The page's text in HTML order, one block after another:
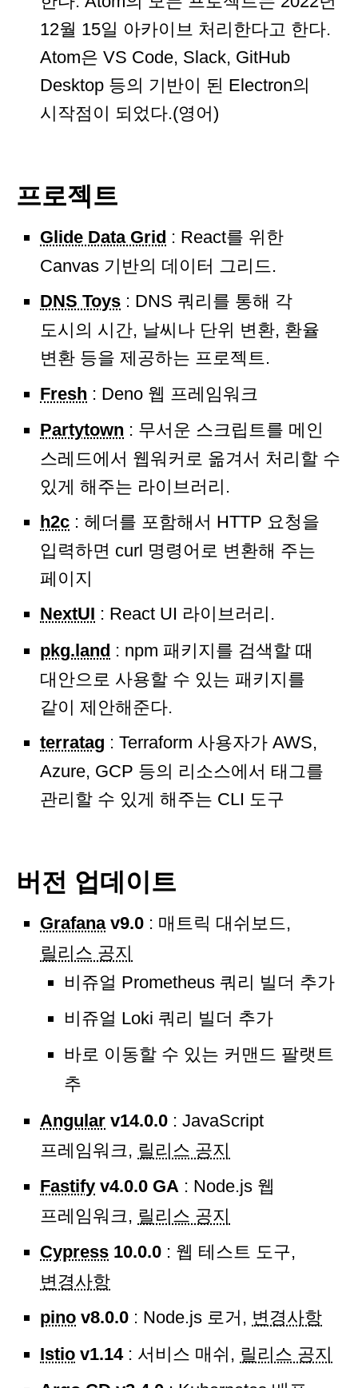
12월 15일 아카이브 처리한다고 한다.
Atom은 VS Code, Slack, GitHub
Desktop 등의 기반이 된 Electron의
시작점이 되었다.(영어)
프로젝트
Glide Data Grid : React를 위한
Canvas 기반의 데이터 그리드.
DNS Toys : DNS 쿼리를 통해 각
도시의 시간, 날씨나 단위 변환, 환율
변환 등을 제공하는 프로젝트.
Fresh : Deno 웹 프레임워크
Partytown : 무서운 스크립트를 메인
스레드에서 웹워커로 옮겨서 처리할 수
있게 해주는 라이브러리.
h2c : 헤더를 포함해서 HTTP 요청을
입력하면 curl 명령어로 변환해 주는
페이지
NextUI : React UI 라이브러리.
pkg.land : npm 패키지를 검색할 때
대안으로 사용할 수 있는 패키지를
같이 제안해준다.
terratag : Terraform 사용자가 AWS,
Azure, GCP 등의 리소스에서 태그를
관리할 수 있게 해주는 CLI 도구
버전 업데이트
Grafanav9.0 : 매트릭 대쉬보드,
릴리스 공지
비쥬얼 Prometheus 쿼리 빌더 추가
비쥬얼 Loki 쿼리 빌더 추가
바로 이동할 수 있는 커맨드 팔랫트
추
Angular v14.0.0 : JavaScript
프레임워크, 릴리스 공지
Fastify v4.0.0 GA : Node.js 웹
프레임워크, 릴리스 공지
Cypress 10.0.0 : 웹 테스트 도구,
변경사항
pino v8.0.0 : Node.js 로거, 변경사항
Istio v1.14: 서비스 매쉬, 릴리스 공지